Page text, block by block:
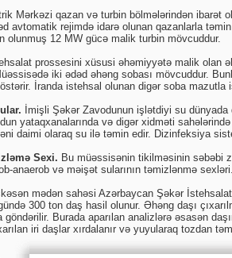
Mərkəzi qazan və turbin bölmələrindən ibarət
avtomatik rejimdə idarə olunan qazanlarla
olunmuş 12 MW gücə malik turbin mövcuddur.
prossesini xüsusi əhəmiyyətə malik olan
iki ədəd əhəng sobası mövcuddur.
İranda istehsal olunan digər soba mazutla
İmişli Şəkər Zavodunun işlətdiyi su
yataqxanalarında və digər xidməti
daimi olaraq su ilə təmin edir. Dizinfeksiya
Sexi. Bu müəssisənin tikilməsinin səbəbi
anaerob və məişət sularının təmizlənmə sexləri.
mədən sahəsi Azərbaycan Şəkər
300 ton daş hasil olunur. Əhəng daşı
Burada aparılan analizlərə əsasən
iri daşlar xırdalanır və yuyularaq tozdan